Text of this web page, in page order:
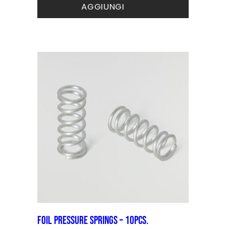
AGGIUNGI
Foil pressure springs – 10pcs.